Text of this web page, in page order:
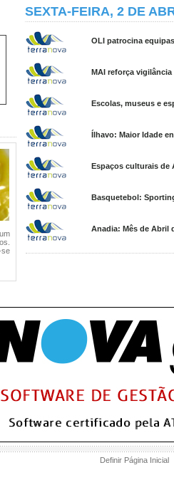
SEXTA-FEIRA, 2 DE
OLI patrocina
MAI reforça
Escolas, museus e
Ílhavo: Maior Idade
Espaços culturais de
Basquetebol:
Anadia: Mês de Abril
Definir Página Inicial